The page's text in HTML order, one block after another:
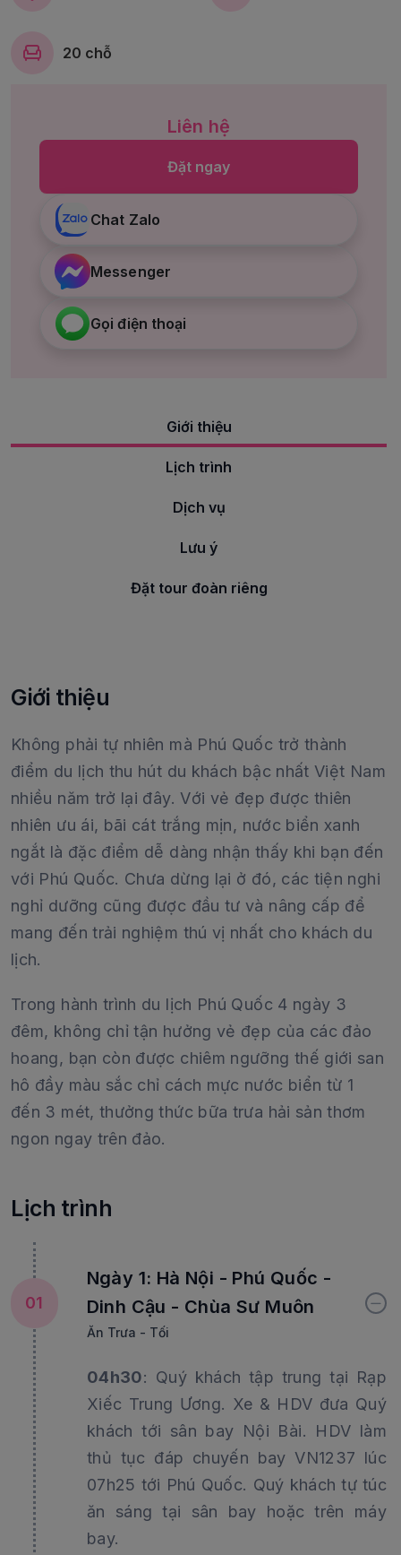
20 chỗ
Liên hệ
Đặt ngay
Chat Zalo
Messenger
Gọi điện thoại
Giới thiệu
Lịch trình
Dịch vụ
Lưu ý
Đặt tour đoàn riêng
Giới thiệu
Không phải tự nhiên mà Phú Quốc trở thành
điểm du lịch thu hút du khách bậc nhất Việt Nam
nhiều năm trở lại đây. Với vẻ đẹp được thiên
nhiên ưu ái, bãi cát trắng mịn, nước biển xanh
ngắt là đặc điểm dễ dàng nhận thấy khi bạn đến
với Phú Quốc. Chưa dừng lại ở đó, các tiện nghi
nghỉ dưỡng cũng được đầu tư và nâng cấp để
mang đến trải nghiệm thú vị nhất cho khách du
lịch.
Trong hành trình du lịch Phú Quốc 4 ngày 3
đêm, không chỉ tận hưởng vẻ đẹp của các đảo
hoang, bạn còn được chiêm ngưỡng thế giới san
hô đầy màu sắc chỉ cách mực nước biển từ 1
đến 3 mét, thưởng thức bữa trưa hải sản thơm
ngon ngay trên đảo.
Lịch trình
01
Ngày 1: Hà Nội - Phú Quốc -
Dinh Cậu - Chùa Sư Muôn
Ăn Trưa - Tối
04h30: Quý khách tập trung tại Rạp
Xiếc Trung Ương. Xe & HDV đưa Quý
khách tới sân bay Nội Bài. HDV làm
thủ tục đáp chuyến bay VN1237 lúc
07h25 tới Phú Quốc. Quý khách tự túc
ăn sáng tại sân bay hoặc trên máy
bay.